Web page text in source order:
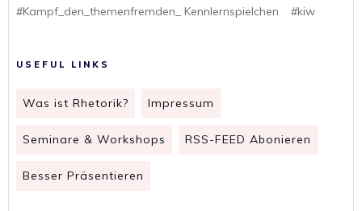
#Kampf_den_themenfremden_ Kennlernspielchen #kiw
USEFUL LINKS
Was ist Rhetorik? Impressum
Seminare & Workshops RSS-FEED Abonieren
Besser Präsentieren